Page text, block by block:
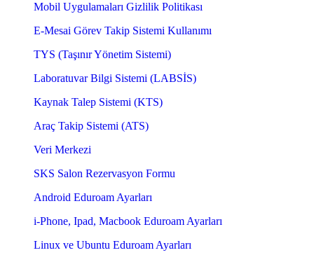
Mobil Uygulamaları Gizlilik Politikası
E-Mesai Görev Takip Sistemi Kullanımı
TYS (Taşınır Yönetim Sistemi)
Laboratuvar Bilgi Sistemi (LABSİS)
Kaynak Talep Sistemi (KTS)
Araç Takip Sistemi (ATS)
Veri Merkezi
SKS Salon Rezervasyon Formu
Android Eduroam Ayarları
i-Phone, Ipad, Macbook Eduroam Ayarları
Linux ve Ubuntu Eduroam Ayarları